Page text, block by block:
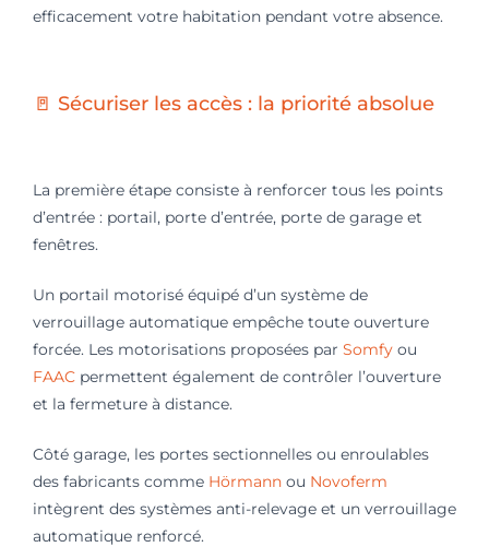
efficacement votre habitation pendant votre absence.
🚪 Sécuriser les accès : la priorité absolue
La première étape consiste à renforcer tous les points
d’entrée : portail, porte d’entrée, porte de garage et
fenêtres.
Un portail motorisé équipé d’un système de
verrouillage automatique empêche toute ouverture
forcée. Les motorisations proposées par Somfy ou
FAAC permettent également de contrôler l’ouverture
et la fermeture à distance.
Côté garage, les portes sectionnelles ou enroulables
des fabricants comme Hörmann ou Novoferm
intègrent des systèmes anti-relevage et un verrouillage
automatique renforcé.